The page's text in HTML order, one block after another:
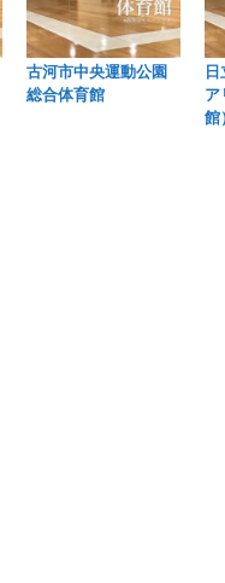
古河市中央運動公園
総合体育館
ア
館）